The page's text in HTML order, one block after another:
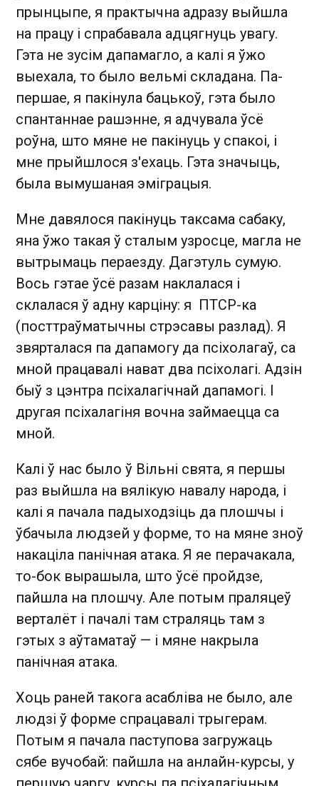
прынцыпе, я практычна адразу выйшла
на працу і спрабавала адцягнуць увагу.
Гэта не зусім дапамагло, а калі я ўжо
выехала, то было вельмі складана. Па-
першае, я пакінула бацькоў, гэта было
спантаннае рашэнне, я адчувала ўсё
роўна, што мяне не пакінуць у спакоі, і
мне прыйшлося з'ехаць. Гэта значыць,
была вымушаная эміграцыя.
Мне давялося пакінуць таксама сабаку,
яна ўжо такая ў сталым узросце, магла не
вытрымаць пераезду. Дагэтуль сумую.
Вось гэтае ўсё разам наклалася і
склалася ў адну карціну: я ПТСР-ка
(посттраўматычны стрэсавы разлад). Я
звярталася па дапамогу да псіхолагаў, са
мной працавалі нават два псіхолагі. Адзін
быў з цэнтра псіхалагічнай дапамогі. І
другая псіхалагіня вочна займаецца са
мной.
Калі ў нас было ў Вільні свята, я першы
раз выйшла на вялікую навалу народа, і
калі я пачала падыходзіць да плошчы і
ўбачыла людзей у форме, то на мяне зноў
накаціла панічная атака. Я яе перачакала,
то-бок вырашыла, што ўсё пройдзе,
пайшла на плошчу. Але потым праляцеў
верталёт і пачалі там страляць там з
гэтых з аўтаматаў — і мяне накрыла
панічная атака.
Хоць раней такога асабліва не было, але
людзі ў форме спрацавалі трыгерам.
Потым я пачала паступова загружаць
сябе вучобай: пайшла на анлайн-курсы, у